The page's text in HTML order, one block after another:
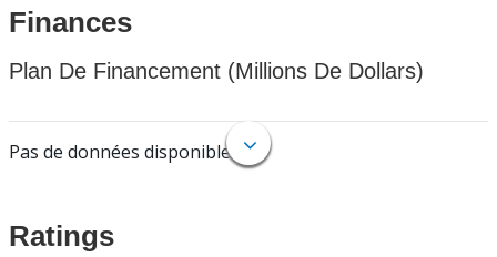
Finances
Plan De Financement (Millions De Dollars)
Pas de données disponibles.
Ratings